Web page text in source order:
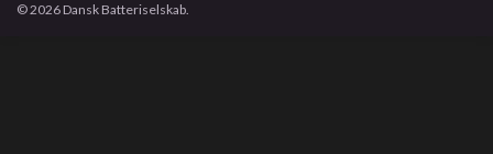
© 2026 Dansk Batteriselskab.